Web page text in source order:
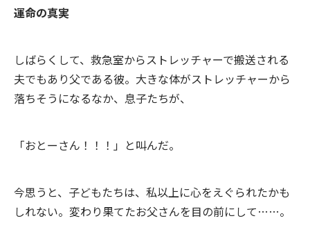
運命の真実
しばらくして、救急室からストレッチャーで搬送される
夫でもあり父である彼。大きな体がストレッチャーから
落ちそうになるなか、息子たちが、
「おとーさん！！！」と叫んだ。
今思うと、子どもたちは、私以上に心をえぐられたかも
しれない。変わり果てたお父さんを目の前にして……。